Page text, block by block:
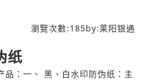
瀏覽次數:185by:莱阳银通
纸
品：一、 黑、白水印防伪纸：主